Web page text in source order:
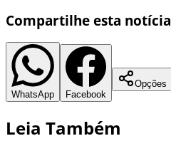
Compartilhe esta notícia
WhatsApp Facebook
Opções
Leia Também